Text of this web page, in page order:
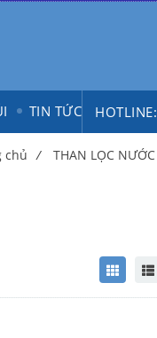
TIN TỨC HOTLINE:
chủ / THAN LỌC NƯỚC